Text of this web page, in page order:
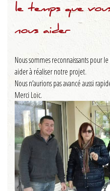
le temps que
nous aider
Nous sommes reconnaissants pour
aider à réaliser notre projet.
Nous n’aurions pas avancé aussi
Merci Loïc.